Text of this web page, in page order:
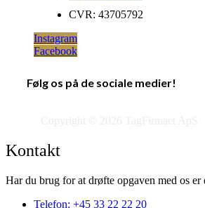
CVR: 43705792
Instagram
Facebook
Følg os på de sociale medier!
Kontakt
Har du brug for at drøfte opgaven med os
Telefon: +45 33 22 22 20